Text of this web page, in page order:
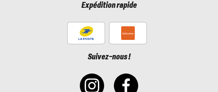
Expédition rapide
Suivez-nous !